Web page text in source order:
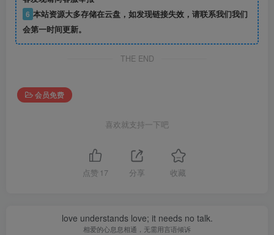
6 本站资源大多存储在云盘，如发现链接失效，请联系我们我们
会第一时间更新。
THE END
会员免费
喜欢就支持一下吧
点赞 17 分享 收藏
love understands love; it needs no talk.
相爱的心息息相通，无需用言语倾诉